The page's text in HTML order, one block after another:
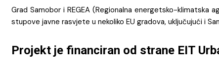
Grad Samobor i REGEA (Regionalna energetsko-
stupove javne rasvjete u nekoliko EU gradova, uključujući i
Projekt je financiran od strane EIT